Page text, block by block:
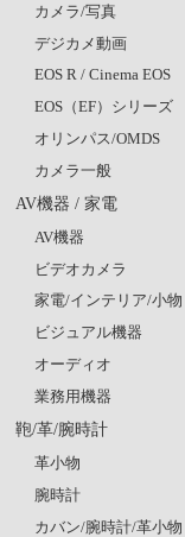
カメラ/写真
デジカメ動画
EOS R / Cinema EOS
EOS（EF）シリーズ
オリンパス/OMDS
カメラ一般
AV機器 / 家電
AV機器
ビデオカメラ
家電/インテリア/小物
ビジュアル機器
オーディオ
業務用機器
鞄/革/腕時計
革小物
腕時計
カバン/腕時計/革小物